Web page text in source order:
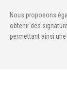
PRODUITS
DÉSTOCKAGE
Nous proposons
obtenir des
permettant ainsi